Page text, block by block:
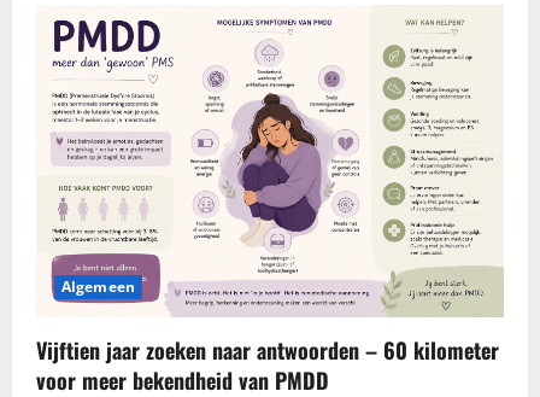
Algemeen
Vijftien jaar zoeken naar antwoorden – 60 kilometer
voor meer bekendheid van PMDD